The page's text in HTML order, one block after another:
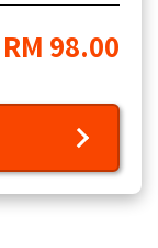
RM 98.00